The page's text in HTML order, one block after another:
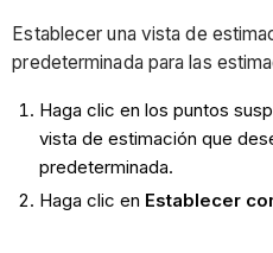
Establecer una vista de
predeterminada para las
Haga clic en los puntos
vista de estimación que
predeterminada.
Haga clic en Establecer